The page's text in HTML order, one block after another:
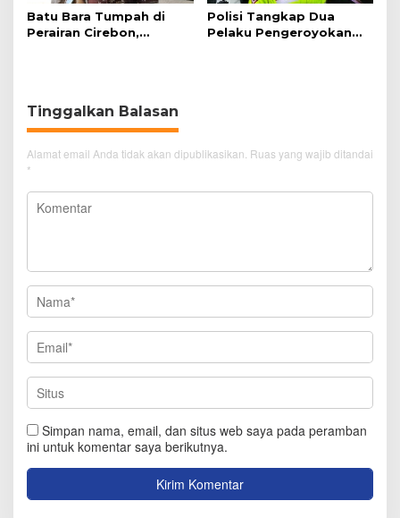
Batu Bara Tumpah di
Perairan Cirebon,
Polisi Tangkap Dua
Pelaku Pengeroyokan
Tinggalkan Balasan
Alamat email Anda tidak akan dipublikasikan. Ruas yang wajib ditandai
*
Simpan nama, email, dan situs web saya pada peramban
ini untuk komentar saya berikutnya.